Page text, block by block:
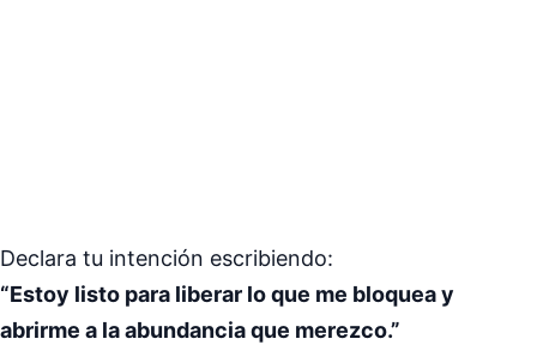
Declara tu intención escribiendo:
“Estoy listo para liberar lo que me bloquea y
abrirme a la abundancia que merezco.”